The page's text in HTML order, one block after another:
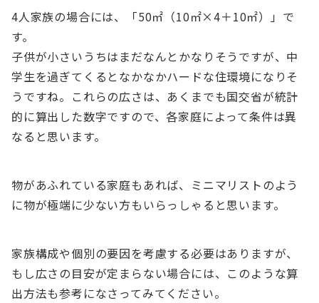
4人家族の場合には、「50㎡（10㎡×4＋10㎡）」で
す。
子供が小さいうちはまだなんとかなりそうですが、中
学生を過ぎてくるとなかなかハードな住環境になりそ
うですね。これらの広さは、あくまでも国交省が統計
的に算出した数字ですので、各家庭によって条件は異
なると思います。
物があふれている家庭もあれば、ミニマリストのよう
に物が極端に少ない方もいらっしゃると思います。
家族構成や個別の要因を考慮する必要はありますが、
もし広さの目安が定まらない場合には、このような算
出方法も参考になさってみてください。